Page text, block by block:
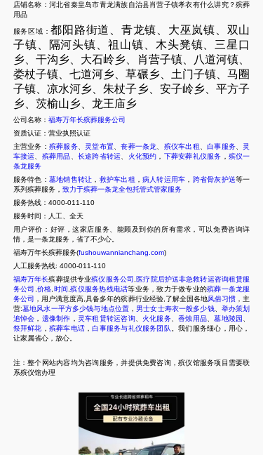
店铺名称：河北省秦皇岛市青龙满族自治县肖营子镇孝衣有什么讲究？殡葬
用品
服务区域：都阳路街道、青龙镇、大巫岚镇、双山
子镇、隔河头镇、祖山镇、木头凳镇、三星口
乡、干沟乡、大石岭乡、肖营子镇、八道河镇、
娄杖子镇、七道河乡、草碾乡、土门子镇、马圈
子镇、凉水河乡、朱杖子乡、安子岭乡、平方子
乡、茨榆山乡、龙王庙乡
公司名称： 福寿万年长殡葬服务公司
资质认证：营业执照认证
主营业务： 殡葬服务、 灵堂布置 、丧葬一条龙 殡仪车出租 、白事服务
灵
车接运
殡葬用品 长途跨省转运 火化预约 ， 下葬安葬礼仪服务 ， 殡仪一
条龙服务
服务特色： 墓地销售转让 ， 救护车出租 ， 病人转运用车 ， 跨省骨灰护送等一
系列殡葬服务， 致力于殡葬一条龙全包托管式管家服务
服务热线：4000-011-110
服务时间：人工、全天
用户评价：好评，这家店服务、能顾及到你的所有需求，可以免费咨询详
情，是一条龙服务，省了不少心。
福寿万年长殡葬服务(fushouwannianchang.com)
人工服务热线: 4000-011-110
福寿万年长殡葬提供专业殡仪服务公司 医疗院后护送非急救转运咨询租赁服
务公司 价格 时间 殡仪服务热线电话等业务，致力于做专业的殡葬一条龙服
务公司
，用户满意度高,具备多年的殡葬行业经验,了解全国各地风俗习惯 ，主
营:墓地风水一平方多少钱与地点位置 ， 男士女士寿衣一般多少钱、 举办策划
追悼会 ， 遗像制作 ， 灵车租赁转运咨询、 火化服务、香烛用品 、墓地陵园
祭拜鲜花 ， 殡葬车电话 ，白事服务与礼仪服务团队
。我们服务细心，用心，
让家属省心，放心。
注：整个网站内容均为咨询服务，并提供免费咨询，殡仪馆服务项目需要联
系殡仪馆办理